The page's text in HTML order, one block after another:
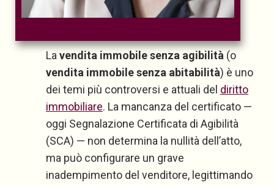
Lavendita immobile senza agibilità (o
vendita immobile senza abitabilità) è uno
dei temi più controversi e attuali del diritto
immobiliare. La mancanza del certificato —
oggi Segnalazione Certificata di Agibilità
(SCA) — non determina la nullità dell’atto,
ma può configurare un grave
inadempimento del venditore, legittimando